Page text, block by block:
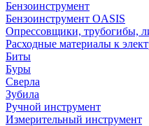
Бензоинструмент
Бензоинструмент OASIS
Опрессовщики, трубогибы,
Расходные материалы к
Биты
Буры
Сверла
Зубила
Ручной инструмент
Измерительный инструмент